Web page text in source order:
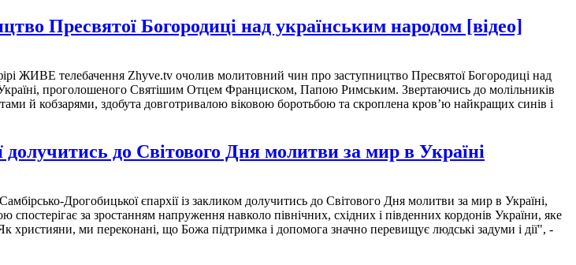
Пресвятої Богородиці над українським народом [відео]
ЖИВЕ телебачення Zhyve.tv очолив молитовний чин про заступництво Пресвятої Богородиці над
проголошеного Святішим Отцем Франциском, Папою Римським. Звертаючись до молільників
й кобзарями, здобута довготривалою віковою боротьбою та скроплена кров’ю найкращих синів і
долучитись до Світового Дня молитви за мир в Україні
Дрогобицької єпархії із закликом долучитись до Світового Дня молитви за мир в Україні,
за зростанням напруження навколо північних, східних і південних кордонів України, яке
християни, ми переконані, що Божа підтримка і допомога значно перевищує людські задуми і дії", -